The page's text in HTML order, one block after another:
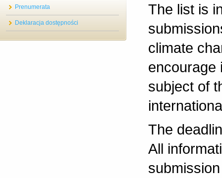
Prenumerata
Deklaracja dostępności
The list is
climate
encourage
subject of
The
All